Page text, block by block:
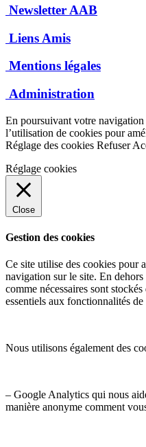
Newsletter AAB
Liens Amis
Mentions légales
Administration
En poursuivant votre navigation
l’utilisation de cookies pour
Réglage des cookies Refuser
Réglage cookies
Close
Gestion des cookies
Ce site utilise des cookies pour
navigation sur le site. En dehors
comme nécessaires sont
essentiels aux fonctionnalités de
Nous utilisons également des
– Google Analytics qui nous
manière anonyme comment